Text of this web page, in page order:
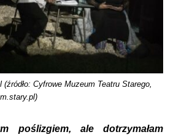
Cyfrowe Muzeum Teatru Starego,
poślizgiem, ale dotrzymałam